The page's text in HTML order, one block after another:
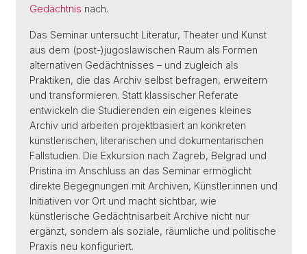
Gedächtnis nach.
Das Seminar untersucht Literatur, Theater und Kunst
aus dem (post-)jugoslawischen Raum als Formen
alternativen Gedächtnisses – und zugleich als
Praktiken, die das Archiv selbst befragen, erweitern
und transformieren. Statt klassischer Referate
entwickeln die Studierenden ein eigenes kleines
Archiv und arbeiten projektbasiert an konkreten
künstlerischen, literarischen und dokumentarischen
Fallstudien. Die Exkursion nach Zagreb, Belgrad und
Pristina im Anschluss an das Seminar ermöglicht
direkte Begegnungen mit Archiven, Künstler:innen und
Initiativen vor Ort und macht sichtbar, wie
künstlerische Gedächtnisarbeit Archive nicht nur
ergänzt, sondern als soziale, räumliche und politische
Praxis neu konfiguriert.